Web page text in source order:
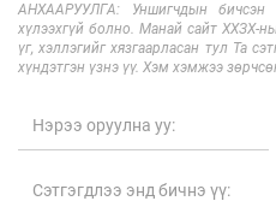
АНХААРУУЛГА: Уншигчдын бичсэн
хүлээхгүй болно. Манай сайт ХХЗХ-
үг, хэллэгийг хязгаарласан тул Та
хүндэтгэн үзнэ үү. Хэм хэмжээ